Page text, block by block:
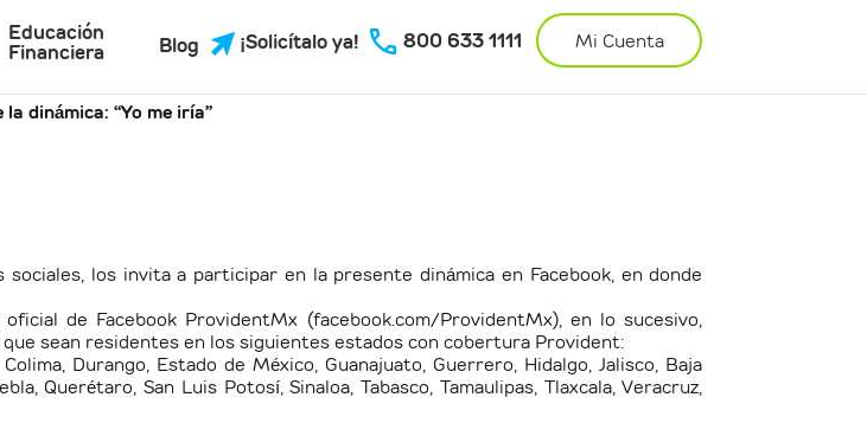
Educación
Financiera
Blog ¡Solicítalo ya! 800 633 1111 Mi Cuenta
la dinámica: “Yo me iría”
los invita a participar en la presente dinámica en Facebook, en donde
de Facebook ProvidentMx (facebook.com/ProvidentMx), en lo sucesivo,
sean residentes en los siguientes estados con cobertura Provident:
Durango, Estado de México, Guanajuato, Guerrero, Hidalgo, Jalisco, Baja
Querétaro, San Luis Potosí, Sinaloa, Tabasco, Tamaulipas, Tlaxcala, Veracruz,